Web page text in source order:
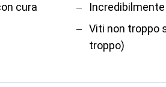
cura
Viti non troppo
troppo)